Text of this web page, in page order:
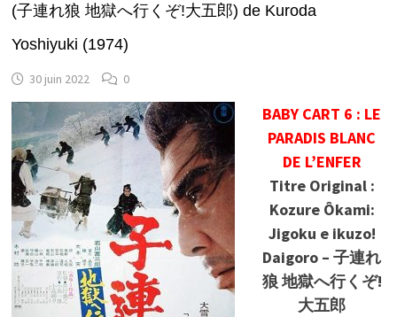
(子連れ狼 地獄へ行くぞ!大五郎) de Kuroda
Yoshiyuki (1974)
30 juin 2022 0
BABY CART 6 : LE
PARADIS BLANC
DE L’ENFER
Titre Original :
Kozure Ôkami:
Jigoku e ikuzo!
Daigoro – 子連れ
狼 地獄へ行くぞ!
大五郎